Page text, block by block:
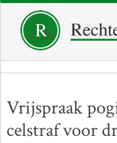
Vrijspraak
celstraf voor